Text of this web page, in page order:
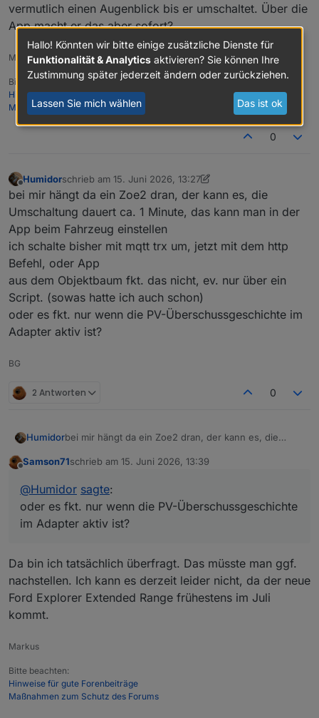
vermutlich einen Augenblick bis er umschaltet. Über die
App macht er das aber sofort?
Markus
Bitte beachten:
Hinweise für gute Forenbeiträge
Maßnahmen zum Schutz des Forums
0
Offline
Humidorschrieb am 15. Juni 2026, 13:27
zuletzt editiert von Humidor
bei mir hängt da ein Zoe2 dran, der kann es, die
Umschaltung dauert ca. 1 Minute, das kann man in der
App beim Fahrzeug einstellen
ich schalte bisher mit mqtt trx um, jetzt mit dem http
Befehl, oder App
aus dem Objektbaum fkt. das nicht, ev. nur über ein
Script. (sowas hatte ich auch schon)
oder es fkt. nur wenn die PV-Überschussgeschichte im
Adapter aktiv ist?
BG
2 Antworten 0
Humidorbei mir hängt da ein Zoe2 dran, der kann es, die
der App beim Fahrzeug einstellen
Befehl, oder App
aus dem Objektbaum fkt. das nicht, ev. nur über ein
Script. (sowas hatte ich auch schon)
Samson71schrieb am 15. Juni 2026, 13:39
zuletzt editiert von
@Humidor sagte:
oder es fkt. nur wenn die PV-Überschussgeschichte
im Adapter aktiv ist?
Da bin ich tatsächlich überfragt. Das müsste man ggf.
nachstellen. Ich kann es derzeit leider nicht, da der neue
Ford Explorer Extended Range frühestens im Juli
kommt.
Markus
Bitte beachten:
Hinweise für gute Forenbeiträge
Maßnahmen zum Schutz des Forums
Hallo! Könnten wir bitte einige zusätzliche Dienste für
Funktionalität & Analytics aktivieren? Sie können Ihre
Zustimmung später jederzeit ändern oder zurückziehen.
Lassen Sie mich wählen Das ist ok